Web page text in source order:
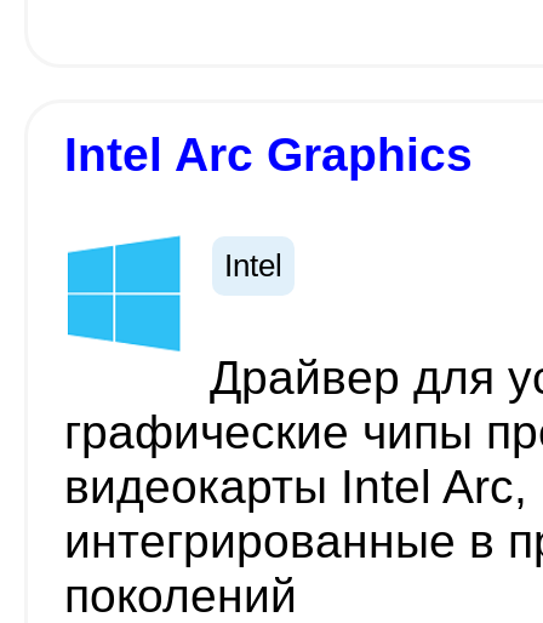
Intel Arc Graphics
Intel
Драйвер для
графические чипы
видеокарты Intel
интегрированные в
поколений